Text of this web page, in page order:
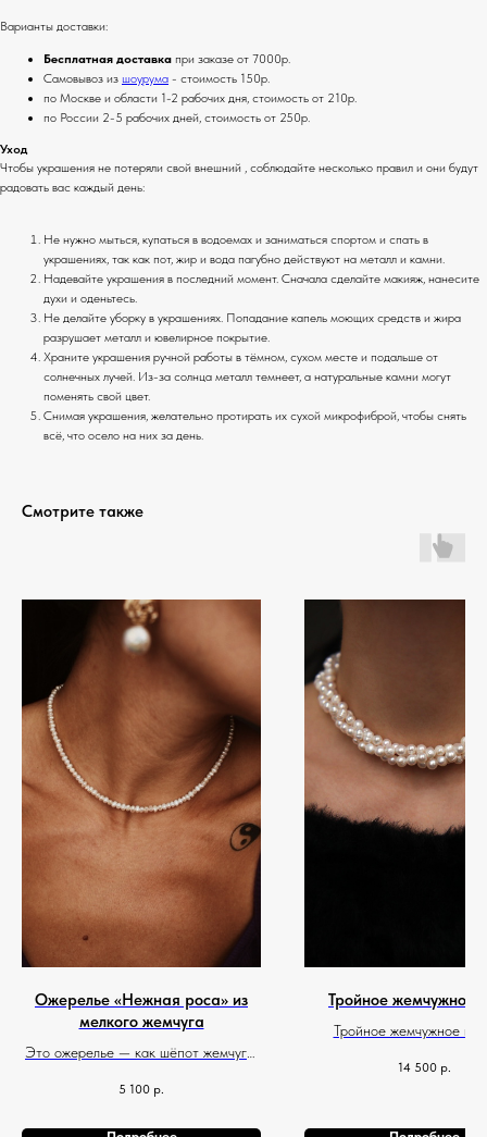
Варианты доставки:
Бесплатная доставка при заказе от 7000р.
Самовывоз из шоурума - стоимость 150р.
по Москве и области 1-2 рабочих дня, стоимость от 210р.
по России 2-5 рабочих дней, стоимость от 250р.
Уход
Чтобы украшения не потеряли свой внешний , соблюдайте несколько правил и они будут
радовать вас каждый день:
Не нужно мыться, купаться в водоемах и заниматься спортом и спать в
украшениях, так как пот, жир и вода пагубно действуют на металл и камни.
Надевайте украшения в последний момент. Сначала сделайте макияж, нанесите
духи и оденьтесь.
Не делайте уборку в украшениях. Попадание капель моющих средств и жира
разрушает металл и ювелирное покрытие.
Храните украшения ручной работы в тёмном, сухом месте и подальше от
солнечных лучей. Из-за солнца металл темнеет, а натуральные камни могут
поменять свой цвет.
Снимая украшения, желательно протирать их сухой микрофиброй, чтобы снять
всё, что осело на них за день.
Смотрите также
Ожерелье «Нежная роса» из
мелкого жемчуга
Это ожерелье — как шёпот жемчуга:
5 100 р.
Тройное жемчужное
Тройное жемчужное
любого дня
14 500 р.